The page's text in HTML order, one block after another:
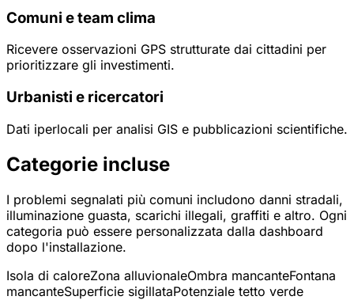
Comuni e team clima
Ricevere osservazioni GPS strutturate dai cittadini per
prioritizzare gli investimenti.
Urbanisti e ricercatori
Dati iperlocali per analisi GIS e pubblicazioni scientifiche.
Categorie incluse
I problemi segnalati più comuni includono danni stradali,
illuminazione guasta, scarichi illegali, graffiti e altro. Ogni
categoria può essere personalizzata dalla dashboard
dopo l'installazione.
Isola di caloreZona alluvionaleOmbra mancanteFontana
mancanteSuperficie sigillataPotenziale tetto verde